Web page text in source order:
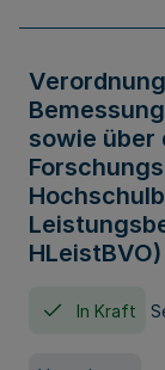
sowie über
HLeistBVO)
In Kraft